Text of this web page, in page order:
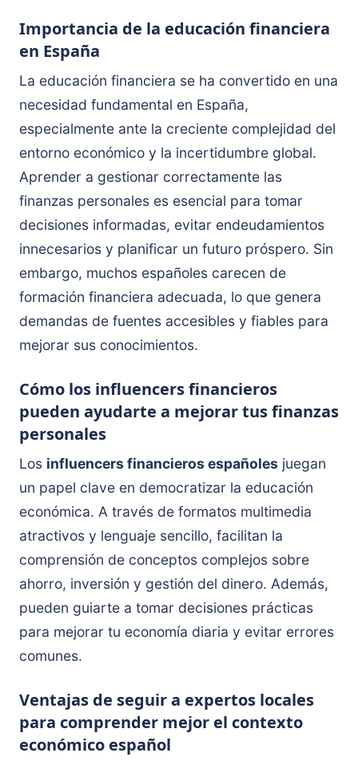
Importancia de la educación financiera
en España
La educación financiera se ha convertido en una
necesidad fundamental en España,
especialmente ante la creciente complejidad del
entorno económico y la incertidumbre global.
Aprender a gestionar correctamente las
finanzas personales es esencial para tomar
decisiones informadas, evitar endeudamientos
innecesarios y planificar un futuro próspero. Sin
embargo, muchos españoles carecen de
formación financiera adecuada, lo que genera
demandas de fuentes accesibles y fiables para
mejorar sus conocimientos.
Cómo los influencers financieros
pueden ayudarte a mejorar tus finanzas
personales
Los influencers financieros españoles juegan
un papel clave en democratizar la educación
económica. A través de formatos multimedia
atractivos y lenguaje sencillo, facilitan la
comprensión de conceptos complejos sobre
ahorro, inversión y gestión del dinero. Además,
pueden guiarte a tomar decisiones prácticas
para mejorar tu economía diaria y evitar errores
comunes.
Ventajas de seguir a expertos locales
para comprender mejor el contexto
económico español